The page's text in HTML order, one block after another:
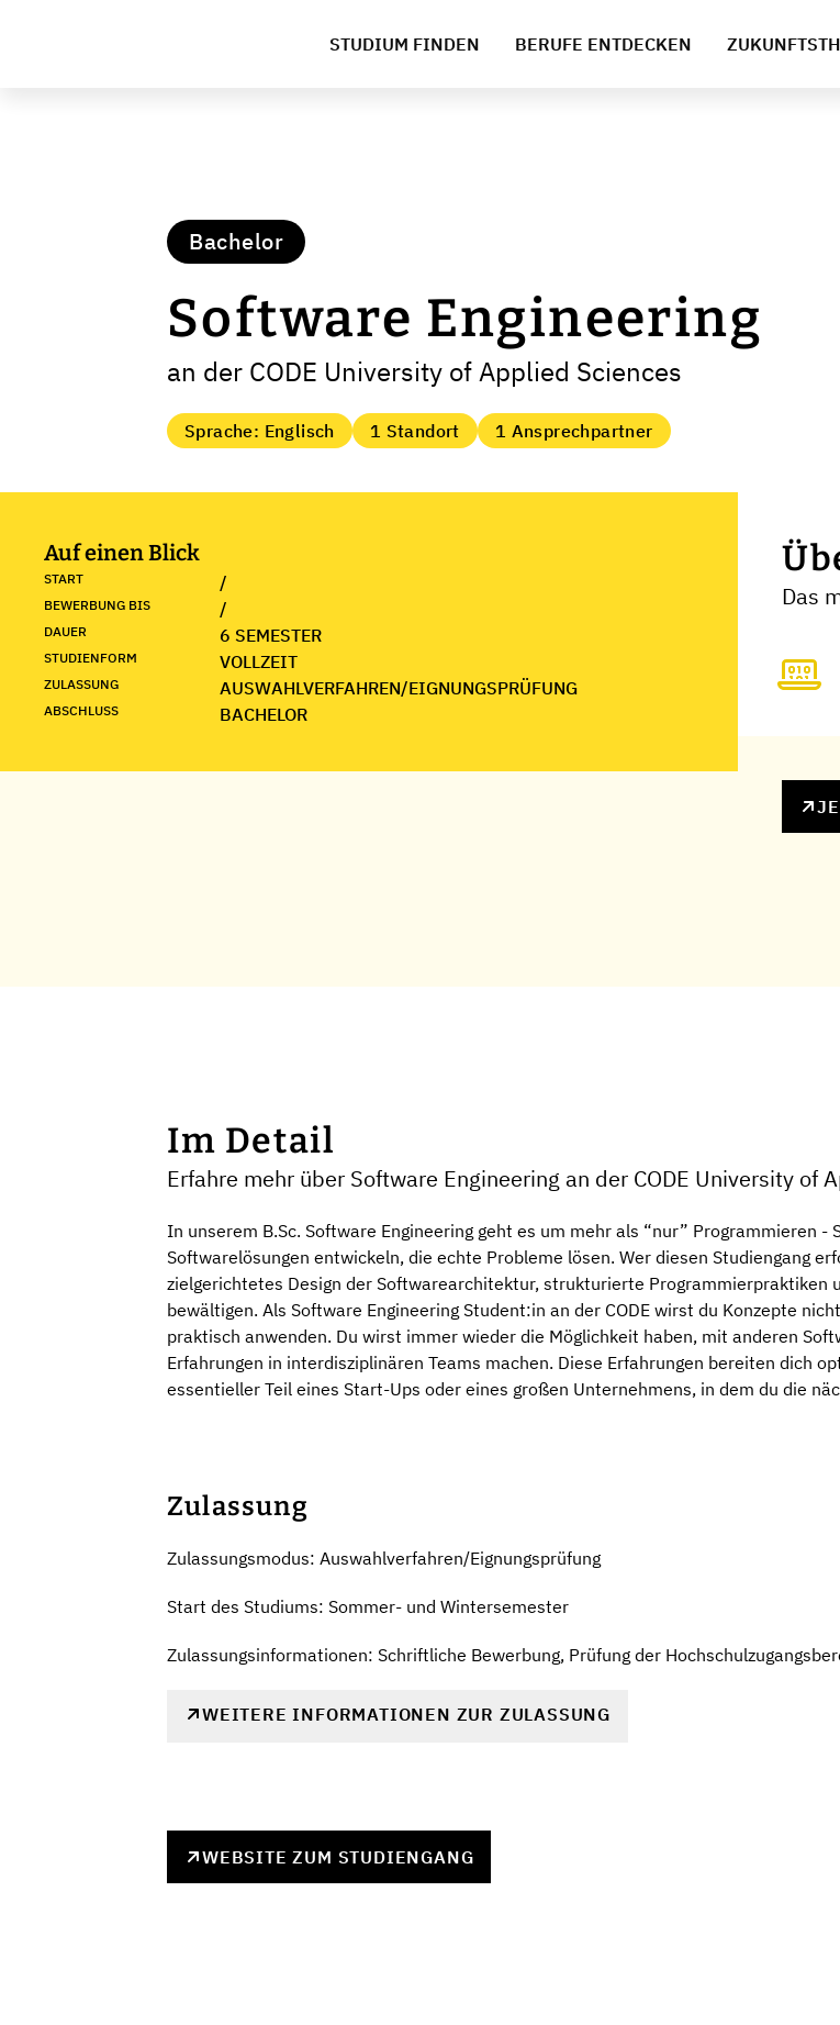
STUDIUM FINDEN BERUFE ENTDECKEN
Bachelor
Software Engineering
an der CODE University of Applied Sciences
Sprache: Englisch 1 Standort 1 Ansprechpartner
Auf einen Blick
START /
BEWERBUNG BIS /
DAUER 6 SEMESTER
STUDIENFORM VOLLZEIT
ZULASSUNG AUSWAHLVERFAHREN/EIGNUNGSPRÜFUNG
ABSCHLUSS BACHELOR
Das
Im Detail
Erfahre mehr über Software Engineering an der CODE University of
In unserem B.Sc. Software Engineering geht es um mehr als “nur” Programmieren
Softwarelösungen entwickeln, die echte Probleme lösen. Wer diesen Studiengang
zielgerichtetes Design der Softwarearchitektur, strukturierte Programmierpraktiken
bewältigen. Als Software Engineering Student:in an der CODE wirst du Konzepte
praktisch anwenden. Du wirst immer wieder die Möglichkeit haben, mit anderen
Erfahrungen in interdisziplinären Teams machen. Diese Erfahrungen bereiten dich
essentieller Teil eines Start-Ups oder eines großen Unternehmens, in dem du die
Zulassung
Zulassungsmodus: Auswahlverfahren/Eignungsprüfung
Start des Studiums: Sommer- und Wintersemester
Zulassungsinformationen: Schriftliche Bewerbung, Prüfung der
WEITERE INFORMATIONEN ZUR ZULASSUNG
WEBSITE ZUM STUDIENGANG